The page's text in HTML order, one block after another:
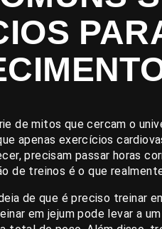
de mitos que cercam o
apenas exercícios
precisam passar horas
de treinos é o que
de que é preciso treinar
em jejum pode levar a